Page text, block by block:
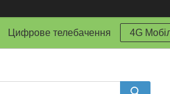
Цифрове телебачення 4G